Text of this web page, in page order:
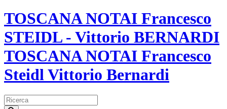
TOSCANA NOTAI Francesco
STEIDL - Vittorio BERNARDI
TOSCANA NOTAI Francesco
Steidl Vittorio Bernardi